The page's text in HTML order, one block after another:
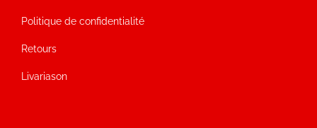
Politique de confidentialité
Retours
Livariason